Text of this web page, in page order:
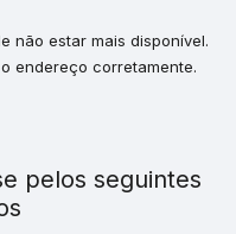
não estar mais disponível.
endereço corretamente.
pelos seguintes